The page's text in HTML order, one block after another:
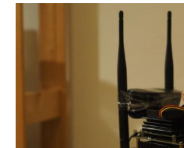
jihomoravské módní značky
přehlédnout. Zak